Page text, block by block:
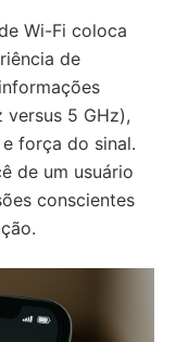
Wi-Fi coloca
de
5 GHz),
força do sinal.
de um usuário
conscientes